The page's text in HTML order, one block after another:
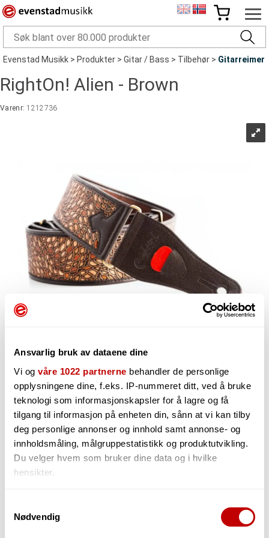
Ansvarlig bruk av dataene dine
Vi og våre 1022 partnerne behandler de personlige
opplysningene dine, f.eks. IP-nummeret ditt, ved å bruke
teknologi som informasjonskapsler for å lagre og få
tilgang til informasjon på enheten din, sånn at vi kan tilby
deg personlige annonser og innhold samt annonse- og
innholdsmåling, målgruppestatistikk og produktutvikling.
Du velger hvem som bruker dine data og i hvilke
hensikter.
Innhente informasjon om den geografiske
Nødvendig
Evenstad Musikk>Produkter>Gitar / Bass>Tilbehør>Gitarreimer
RightOn! Alien - Brown
Varenr:1212736
702,-
- +